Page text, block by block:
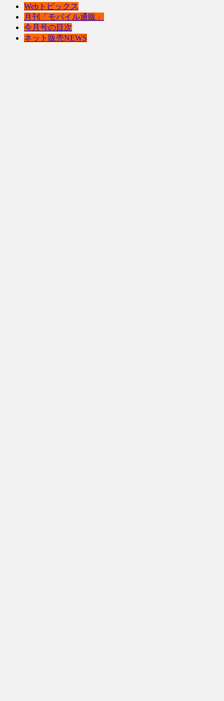
Webトピックス
月刊「モバイル通販」
今月号の目次
ネット販売NEWS